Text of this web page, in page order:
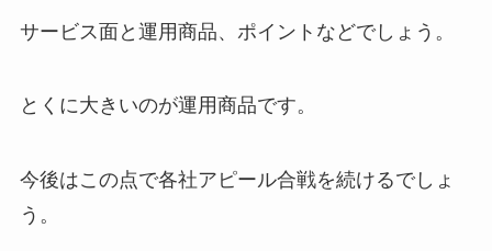
サービス面と運用商品、ポイントなどでしょう。
とくに大きいのが運用商品です。
今後はこの点で各社アピール合戦を続けるでしょ
う。